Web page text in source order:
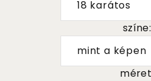
18 karátos
színe:
mint a képen